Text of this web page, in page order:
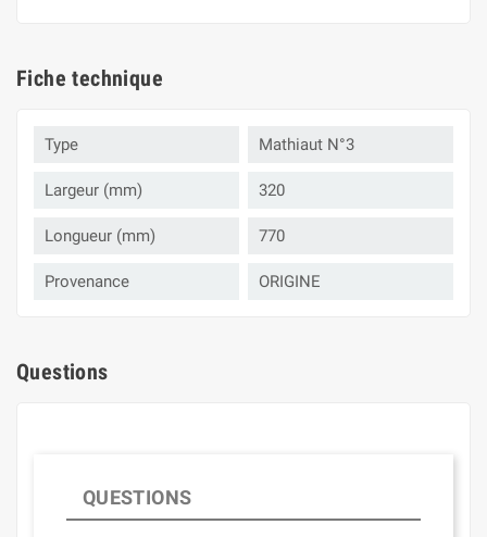
Fiche technique
Type Mathiaut N°3
Largeur (mm) 320
Longueur (mm) 770
Provenance ORIGINE
Questions
QUESTIONS